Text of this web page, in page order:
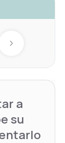
Next day
a
su